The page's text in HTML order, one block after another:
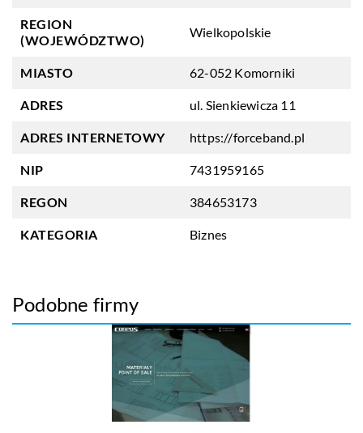
REGION
(WOJEWÓDZTWO)
Wielkopolskie
MIASTO 62-052 Komorniki
ADRES ul. Sienkiewicza 11
ADRES INTERNETOWY https://forceband.pl
NIP 7431959165
REGON 384653173
KATEGORIA Biznes
Podobne firmy